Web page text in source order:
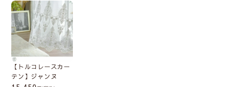
【トルコレースカー
テン】ジャンヌ